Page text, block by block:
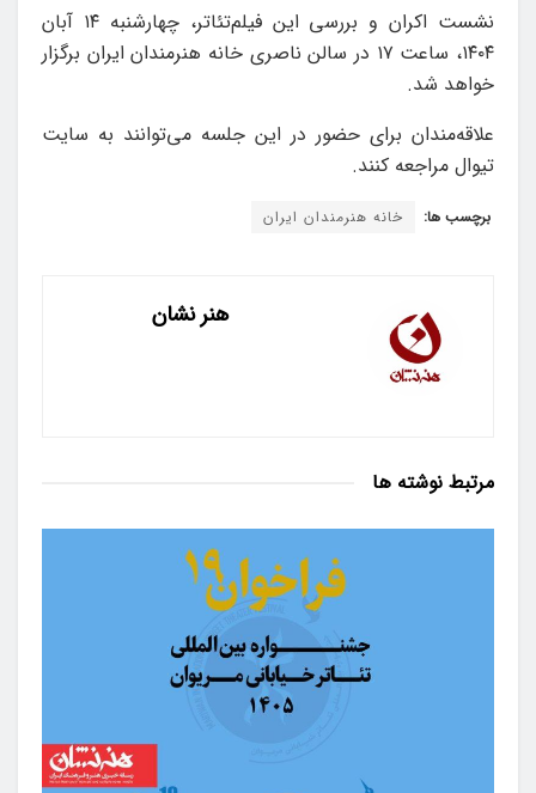
نشست اکران و بررسی این فیلم‌تئاتر، چهارشنبه ۱۴ آبان
۱۴۰۴، ساعت ۱۷ در سالن ناصری خانه هنرمندان ایران برگزار
خواهد شد.
علاقه‌مندان برای حضور در این جلسه می‌توانند به سایت
تیوال مراجعه کنند.
برچسب ها: خانه هنرمندان ایران
هنر نشان
مرتبط نوشته ها